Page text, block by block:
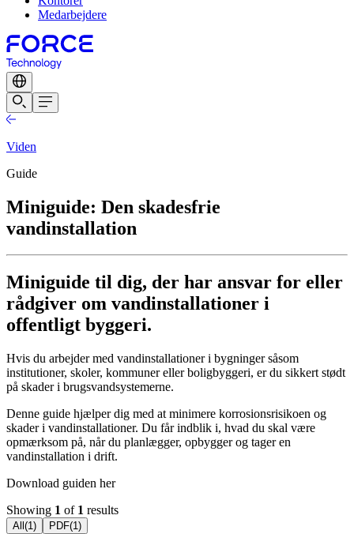
Medarbejdere
Viden
Guide
Miniguide: Den skadesfrie
vandinstallation
Miniguide til dig, der har ansvar for eller
rådgiver om vandinstallationer i
offentligt byggeri.
Hvis du arbejder med vandinstallationer i bygninger såsom
institutioner, skoler, kommuner eller boligbyggeri, er du sikkert stødt
på skader i brugsvandsystemerne.
Denne guide hjælper dig med at minimere korrosionsrisikoen og
skader i vandinstallationer. Du får indblik i, hvad du skal være
opmærksom på, når du planlægger, opbygger og tager en
vandinstallation i drift.
Download guiden her
Showing 1 of 1 results
All (1) PDF(1)